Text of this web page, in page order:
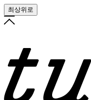
최상위로